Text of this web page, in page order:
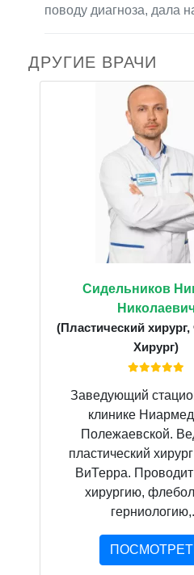
поводу диагноза, дала
ДРУГИЕ ВРАЧИ
Сидельников
(Пластический
Хирург)
Заведующий
клинике
Полежаевской.
пластический
ВиТерра.
хирургию,